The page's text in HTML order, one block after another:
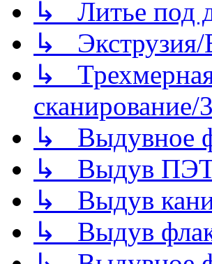
↳ Литье под
↳ Экструзия/
↳
↳ Выдувное
↳ Выдув ПЭТ
↳ Выдув
↳ Выдув